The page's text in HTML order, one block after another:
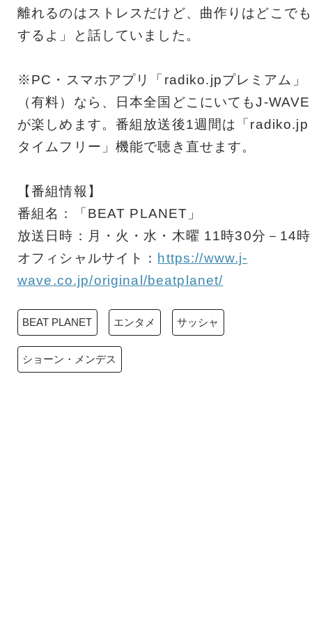
離れるのはストレスだけど、曲作りはどこでも
するよ」と話していました。
※PC・スマホアプリ「radiko.jpプレミアム」
（有料）なら、日本全国どこにいてもJ-WAVE
が楽しめます。番組放送後1週間は「radiko.jp
タイムフリー」機能で聴き直せます。
【番組情報】
番組名：「BEAT PLANET」
放送日時：月・火・水・木曜 11時30分－14時
オフィシャルサイト： https://www.j-
wave.co.jp/original/beatplanet/
BEAT PLANET エンタメ サッシャ
ショーン・メンデス